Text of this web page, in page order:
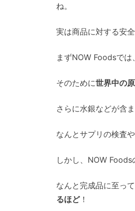
ね。
実は商品に対する安
まずNOW Foodsでは、
そのために世界中の
さらに水銀などが含
なんとサプリの検査
しかし、NOW Foods
なんと完成品に至っ
るほど！